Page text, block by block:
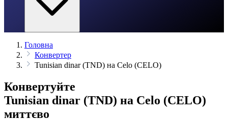
Головна
Конвертер
Tunisian dinar (TND) на Celo (CELO)
Конвертуйте
Tunisian dinar (TND) на Celo (CELO)
миттєво